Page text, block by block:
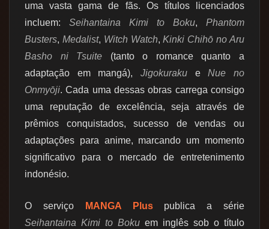
uma vasta gama de fãs. Os títulos licenciados
incluem: Seihantaina Kimi to Boku, Phantom
Busters, Medalist, Witch Watch,Kinki Chihō no Aru
Basho ni Tsuite (tanto o romance quanto a
adaptação em mangá), Jigokuraku eNue no
Onmyōji. Cada uma dessas obras carrega consigo
uma reputação de excelência, seja através de
prêmios conquistados, sucesso de vendas ou
adaptações para anime, marcando um momento
significativo para o mercado de entretenimento
indonésio.
O serviço MANGA Pluspublica a série
Seihantaina Kimi to Boku em inglês sob o título